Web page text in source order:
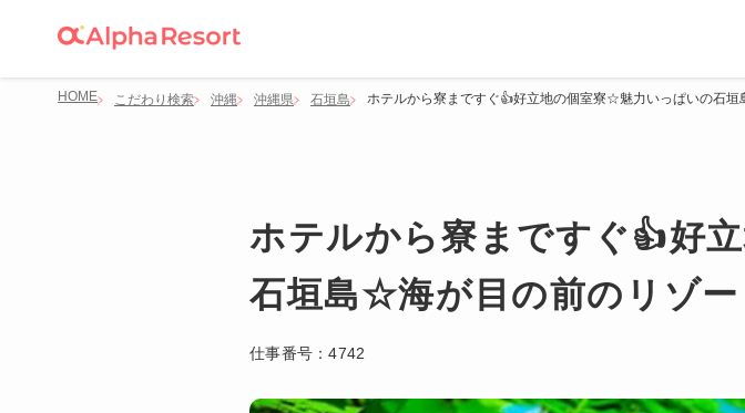
HOME こだわり検索 沖縄 沖縄県 石垣島 ホテルから寮まですぐ👍好立地の個室寮☆魅力いっぱいの石
ホテルから寮まですぐ👍好
石垣島☆海が目の前のリゾ
仕事番号：4742